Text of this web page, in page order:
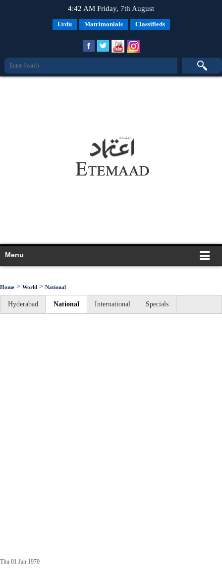
4:42 AM Friday, 7th August
Urdu Matrimonials Classifieds
Menu
Home > World > National
Hyderabad National International Specials
Thu 01 Jan 1970